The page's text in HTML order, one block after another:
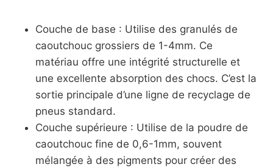
Couche de base : Utilise des granulés de
caoutchouc grossiers de 1-4mm. Ce
matériau offre une intégrité structurelle et
une excellente absorption des chocs. C’est la
sortie principale d’une ligne de recyclage de
pneus standard.
Couche supérieure : Utilise de la poudre de
caoutchouc fine de 0,6-1mm, souvent
mélangée à des pigments pour créer des